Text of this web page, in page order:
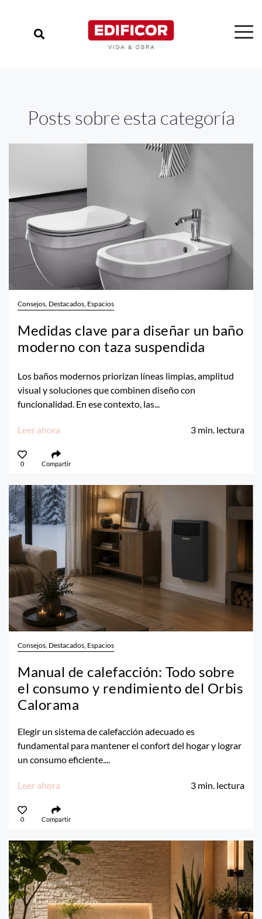
Posts sobre esta categoría
Consejos, Destacados, Espacios
Medidas clave para diseñar un baño
moderno con taza suspendida
Los baños modernos priorizan líneas limpias, amplitud
visual y soluciones que combinen diseño con
funcionalidad. En ese contexto, las...
Leer ahora 3 min. lectura
0 Compartir
Consejos, Destacados, Espacios
Manual de calefacción: Todo sobre
el consumo y rendimiento del Orbis
Calorama
Elegir un sistema de calefacción adecuado es
fundamental para mantener el confort del hogar y lograr
un consumo eficiente....
Leer ahora 3 min. lectura
0 Compartir